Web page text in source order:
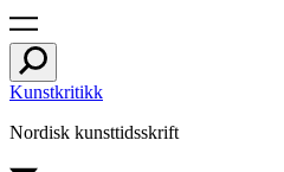
Kunstkritikk
Nordisk kunsttidsskrift